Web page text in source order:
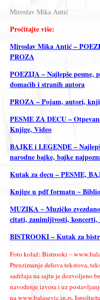
Miroslav Mika Antić
Pročitajte više:
Miroslav Mika Antić –
PROZA
POEZIJA – Najlepše pesme,
domaćih i stranih autora
PROZA – Pojam, autori,
PESME ZA DECU –
Knjige, Video
BAJKE i LEGENDE –
narodne bajke, bajke
Kutak za decu – PESME,
Knjige u pdf formatu ~
MUZIKA ~ Muzičko
citati, zanimljivosti,
BISTROOKI – Kutak za
Foto kolaž: Bistrooki –
Preuzimanje delova tekstova,
sadržaja na sajtu je dozvoljeno
navođenje izvora i uz
na www.balasevic.in.rs.